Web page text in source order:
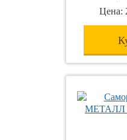
Цена: